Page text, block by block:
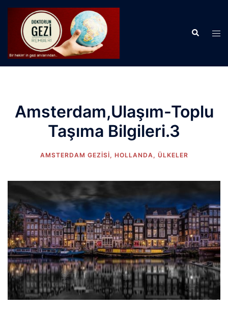
İçeriğe
Search
Amsterdam,Ulaşım-Toplu
Taşıma Bilgileri.3
AMSTERDAM GEZISI, HOLLANDA, ÜLKELER